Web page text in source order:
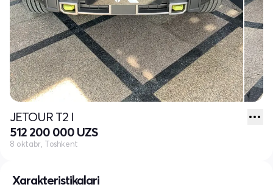
Xarakteristikalari
JETOUR T2 I
512 200 000 UZS
8 oktabr, Toshkent